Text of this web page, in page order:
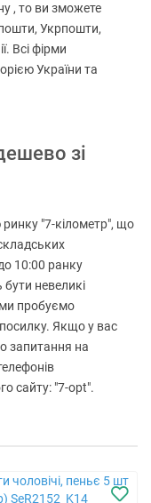
, то ви зможете
Укрпошти,
Всі фірми
України та
зі
"7-кілометр", що
10:00 ранку
невеликі
пробуємо
Якщо у вас
запитання на
сайту: "7-opt".